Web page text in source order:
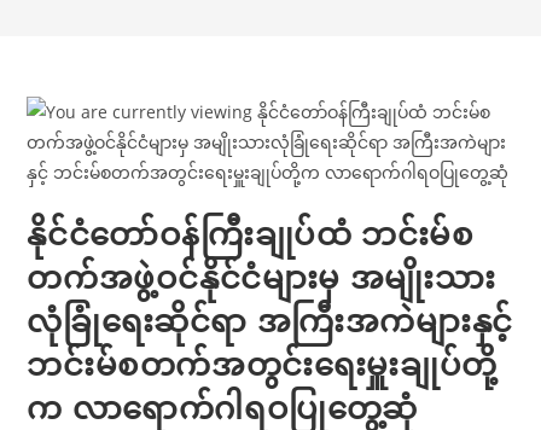
နိုင်ငံတော်ဝန်ကြီးချုပ်ထံ ဘင်းမ်စ
တက်အဖွဲ့ဝင်နိုင်ငံများမှ အမျိုးသား
လုံခြုံရေးဆိုင်ရာ အကြီးအကဲများနှင့်
ဘင်းမ်စတက်အတွင်းရေးမှူးချုပ်တို့
က လာရောက်ဂါရဝပြုတွေ့ဆုံ